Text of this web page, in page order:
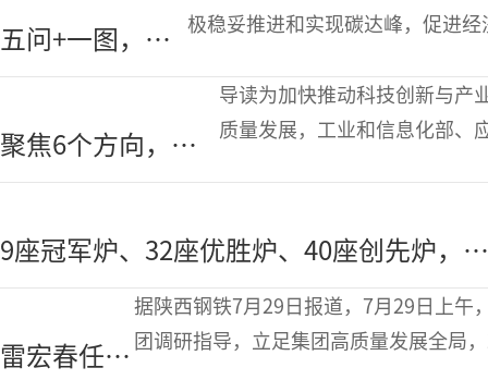
记！
五问+一图，读
懂《工业绿色低
五”规划》
极稳妥推进和实现碳达峰，促进
和信息化部节能与综合利用司负责
聚焦6个方向，
2026年工业和信息
榜挂帅工作启动
导读为加快推动科技创新与产
质量发展，工业和信息化部、
9座冠军炉、32座优胜炉、40座创先炉，
2026年全国重点大型钢铁生产设备节能降
耗对标竞赛情况通报
雷宏春任陕
据陕西钢铁7月29日报道，7月29日上午
团调研指导，立足集团高质量发展全局